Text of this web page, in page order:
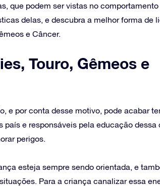
que podem ser vistas no comportamento
delas, e descubra a melhor forma de
e Câncer.
Touro, Gêmeos e
e por conta desse motivo, pode acabar
e responsáveis pela educação dessa
perigos.
esteja sempre sendo orientada, e
Para a criança canalizar essa